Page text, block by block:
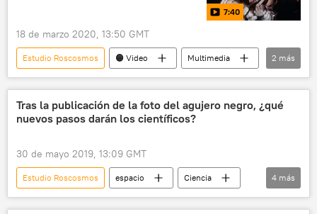
7:40
18 de marzo 2020, 13:50 GMT
Estudio Roscosmos 🟠 Video
Multimedia
cosmonáutica
caminata espacial
2 más
Tras la publicación de la foto del agujero negro, ¿qué
nuevos pasos darán los científicos?
30 de mayo 2019, 13:09 GMT
Estudio Roscosmos espacio
Ciencia
agujero negro
telescopio
4 más